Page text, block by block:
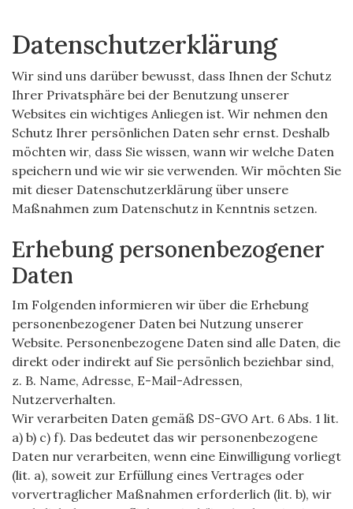
Datenschutz­erklärung
Wir sind uns darüber bewusst, dass Ihnen der Schutz
Ihrer Privatsphäre bei der Benutzung unserer
Websites ein wichtiges Anliegen ist. Wir nehmen den
Schutz Ihrer persönlichen Daten sehr ernst. Deshalb
möchten wir, dass Sie wissen, wann wir welche Daten
speichern und wie wir sie verwenden. Wir möchten Sie
mit dieser Datenschutzerklärung über unsere
Maßnahmen zum Datenschutz in Kenntnis setzen.
Erhebung personenbezogener
Daten
Im Folgenden informieren wir über die Erhebung
personenbezogener Daten bei Nutzung unserer
Website. Personenbezogene Daten sind alle Daten, die
direkt oder indirekt auf Sie persönlich beziehbar sind,
z. B. Name, Adresse, E-Mail-Adressen,
Nutzerverhalten.
Wir verarbeiten Daten gemäß DS-GVO Art. 6 Abs. 1 lit.
a) b) c) f). Das bedeutet das wir personenbezogene
Daten nur verarbeiten, wenn eine Einwilligung vorliegt
(lit. a), soweit zur Erfüllung eines Vertrages oder
vorvertraglicher Maßnahmen erforderlich (lit. b), wir